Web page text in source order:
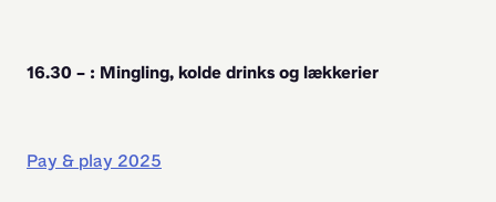
16.30 – : Mingling, kolde drinks og lækkerier
Pay & play 2025